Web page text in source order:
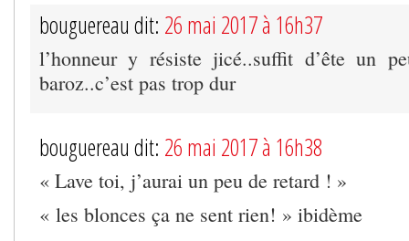
bouguereau dit: 26 mai 2017 à 16h37
l’honneur y résiste jicé..suffit d’ête un
baroz..c’est pas trop dur
bouguereau dit: 26 mai 2017 à 16h38
« Lave toi, j’aurai un peu de retard ! »
« les blonces ça ne sent rien! » ibidème